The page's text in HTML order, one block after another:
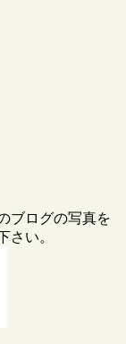
ブログの写真を
さい。